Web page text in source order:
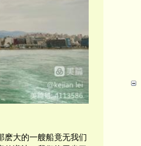
麽大的一艘船竟无我们